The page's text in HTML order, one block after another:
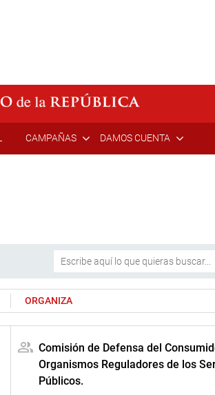
CAMPAÑAS DAMOS CUENTA
ORGANIZA
Comisión de Defensa del
Organismos Reguladores de los
Públicos.